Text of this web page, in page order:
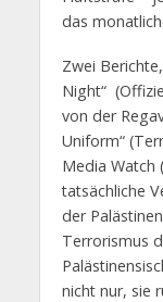
das
Zwei
Night“
von der
Uniform“
Media Watch
tatsächliche
der
Terrorismus
nicht nur, sie